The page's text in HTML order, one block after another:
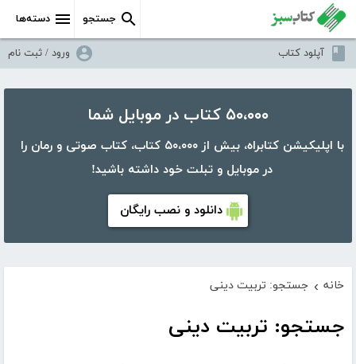
دسته‌ها جستجو
آپلود کتاب ورود / ثبت نام
۵۰،۰۰۰ کتاب در موبایل شما
با اپلیکیشن کتابراه، بیش از ۵۰،۰۰۰ کتاب، کتاب صوتی و رمان را
در موبایل و تبلت خود داشته باشید!
دانلود و نصب رایگان
خانه › جستجو: تربیت دینی
جستجو: تربیت دینی